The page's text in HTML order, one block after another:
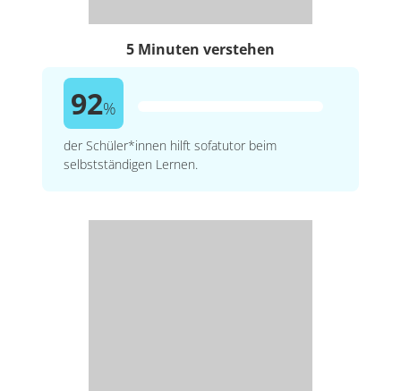
5 Minuten verstehen
92%
der Schüler*innen hilft sofatutor beim
selbstständigen Lernen.